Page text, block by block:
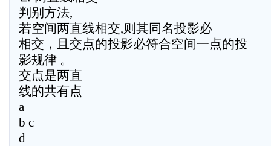
判别方法,
若空间两直线相交,则其同名投影必
相交，且交点的投影必符合空间一点的投
影规律 。
交点是两直
线的共有点
a
b c
d